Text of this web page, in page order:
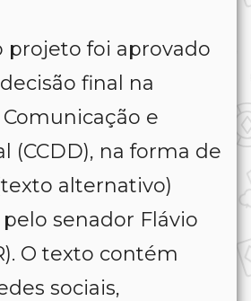
projeto foi aprovado
final na
e
(CCDD), na forma de
alternativo)
senador Flávio
O texto contém
sociais,